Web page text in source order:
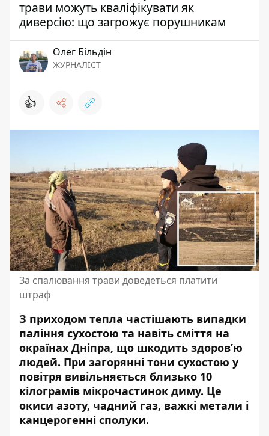
трави можуть кваліфікувати як
диверсію: що загрожує порушникам
Олег Більдін
ЖУРНАЛІСТ
👍
За спалювання трави доведеться платити
штраф
З приходом тепла частішають випадки
паління сухостою та навіть сміття на
окраїнах Дніпра, що шкодить здоров’ю
людей. При загорянні тони сухостою у
повітря вивільняється близько 10
кілограмів мікрочастинок диму. Це
окиси азоту, чадний газ, важкі метали і
канцерогенні сполуки.